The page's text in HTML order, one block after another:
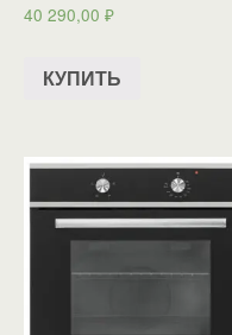
40 290,00 ₽
КУПИТЬ